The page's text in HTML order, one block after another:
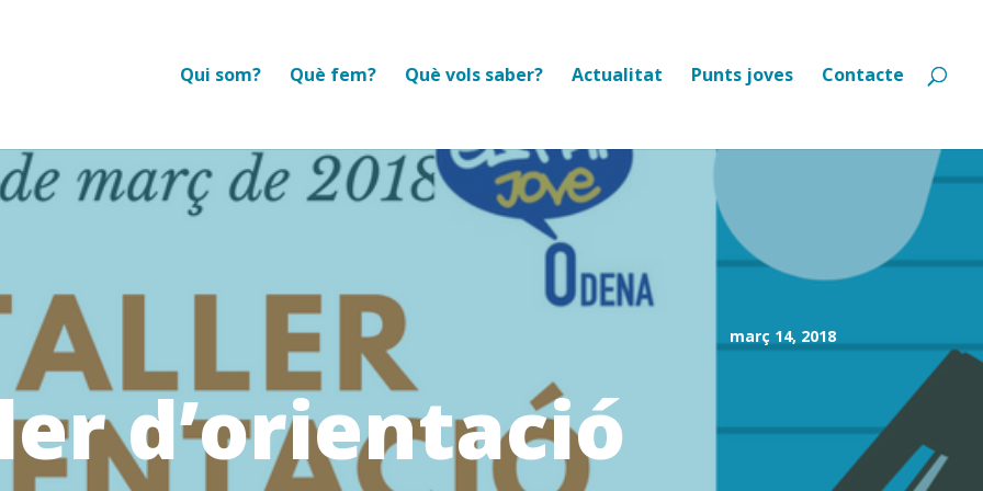
Qui som? Què fem? Què vols saber? Actualitat Punts joves Contacte
març 14, 2018
d’orientació